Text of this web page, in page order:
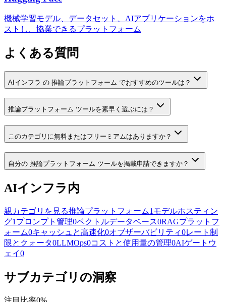
機械学習モデル、データセット、AIアプリケーションをホ
ストし、協業できるプラットフォーム
よくある質問
AIインフラ の 推論プラットフォーム でおすすめのツールは？
推論プラットフォーム ツールを素早く選ぶには？
このカテゴリに無料またはフリーミアムはありますか？
自分の 推論プラットフォーム ツールを掲載申請できますか？
AIインフラ内
親カテゴリを見る推論プラットフォーム1 モデルホスティン
グ1 プロンプト管理0ベクトルデータベース0RAGプラットフ
ォーム0キャッシュと高速化0オブザーバビリティ0レート制
限とクォータ0LLMOps0コストと使用量の管理0AIゲートウ
ェイ0
サブカテゴリの洞察
注目比率0%